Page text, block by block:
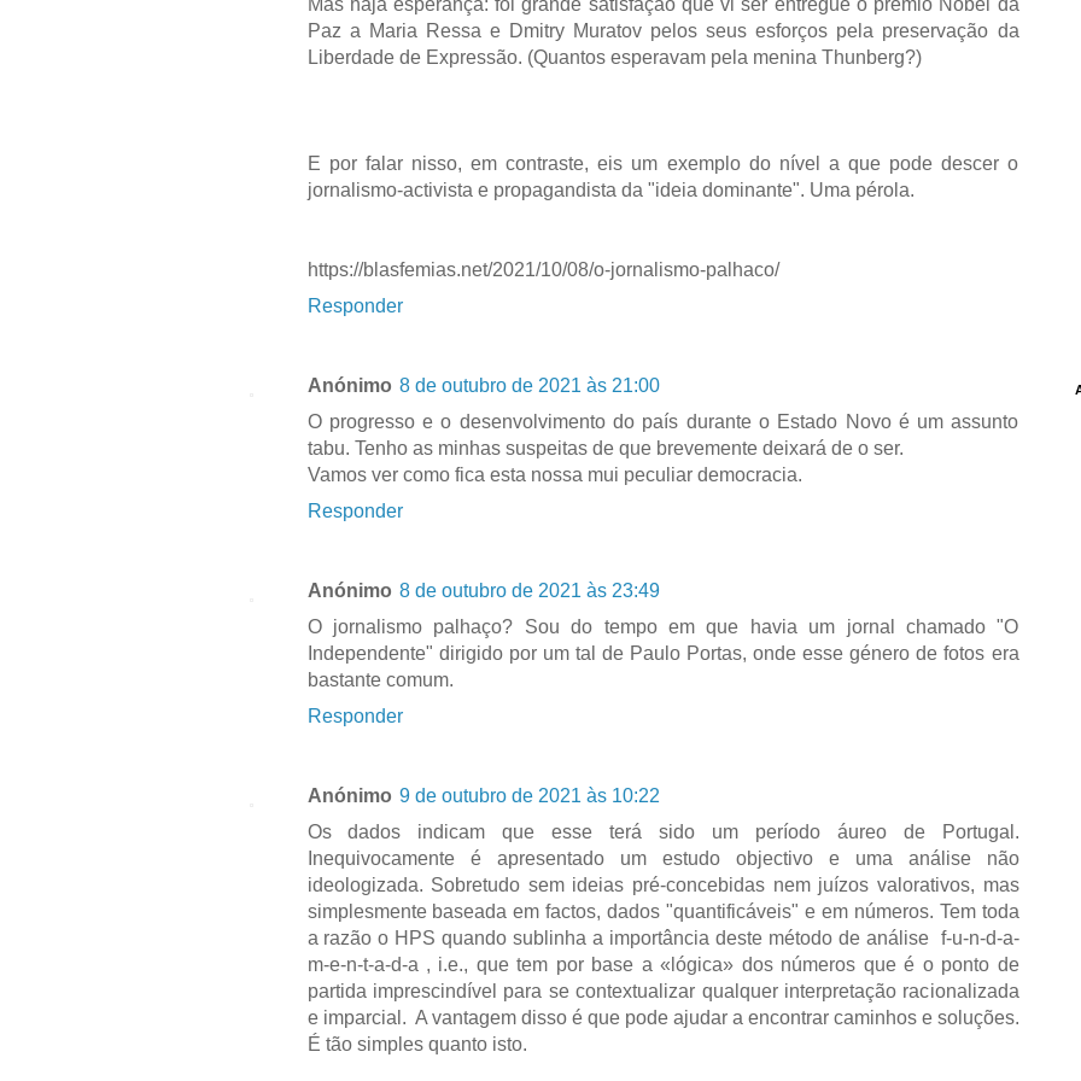
Mas haja esperança: foi grande satisfação que vi ser entregue o prémio Nobel da
Paz a Maria Ressa e Dmitry Muratov pelos seus esforços pela preservação da
Liberdade de Expressão. (Quantos esperavam pela menina Thunberg?)
E por falar nisso, em contraste, eis um exemplo do nível a que pode descer o
jornalismo-activista e propagandista da "ideia dominante". Uma pérola.
https://blasfemias.net/2021/10/08/o-jornalismo-palhaco/
Responder
Anónimo 8 de outubro de 2021 às 21:00
O progresso e o desenvolvimento do país durante o Estado Novo é um assunto
tabu. Tenho as minhas suspeitas de que brevemente deixará de o ser.
Vamos ver como fica esta nossa mui peculiar democracia.
Responder
Anónimo 8 de outubro de 2021 às 23:49
O jornalismo palhaço? Sou do tempo em que havia um jornal chamado "O
Independente" dirigido por um tal de Paulo Portas, onde esse género de fotos era
bastante comum.
Responder
Anónimo 9 de outubro de 2021 às 10:22
Os dados indicam que esse terá sido um período áureo de Portugal.
Inequivocamente é apresentado um estudo objectivo e uma análise não
ideologizada. Sobretudo sem ideias pré-concebidas nem juízos valorativos, mas
simplesmente baseada em factos, dados "quantificáveis" e em números. Tem toda
a razão o HPS quando sublinha a importância deste método de análise f-u-n-d-a-
m-e-n-t-a-d-a , i.e., que tem por base a «lógica» dos números que é o ponto de
partida imprescindível para se contextualizar qualquer interpretação racionalizada
e imparcial. A vantagem disso é que pode ajudar a encontrar caminhos e soluções.
É tão simples quanto isto.